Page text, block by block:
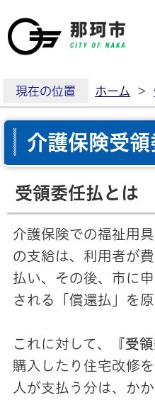
現在の位置 ホーム >
介護保険受
受領委任払とは
介護保険での福祉用
の支給は、利用者が
払い、その後、市に
される「償還払」を原
これに対して、『受
購入したり住宅改修
人が支払う分は、か